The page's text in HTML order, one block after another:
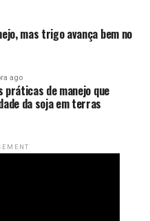
no preço da soja
de esmagamento em
atingiu R$ 116,74, maior
momento, com alta de
na comparação anual.
bruta de esmagamento
anterior, encerrando
4,46% e 0,22%,
mas trigo avança bem no
ago
práticas de manejo que
da soja em terras